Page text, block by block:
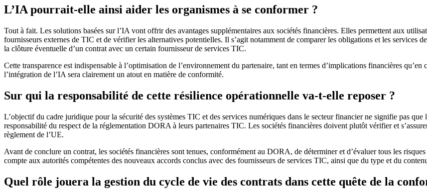
L’IA pourrait-elle ainsi aider les organismes à se conformer ?
Tout à fait. Les solutions basées sur l’IA vont offrir des avantages supplémentaires aux sociétés financières. Elles permettent aux
fournisseurs externes de TIC et de vérifier les alternatives potentielles. Il s’agit notamment de comparer les obligations et les services
la clôture éventuelle d’un contrat avec un certain fournisseur de services TIC.
Cette transparence est indispensable à l’optimisation de l’environnement du partenaire, tant en termes d’implications financières
l’intégration de l’IA sera clairement un atout en matière de conformité.
Sur qui la responsabilité de cette résilience opérationnelle va-t-elle reposer ?
L’objectif du cadre juridique pour la sécurité des systèmes TIC et des services numériques dans le secteur financier ne signifie pas
responsabilité du respect de la réglementation DORA à leurs partenaires TIC. Les sociétés financières doivent plutôt vérifier et
règlement de l’UE.
Avant de conclure un contrat, les sociétés financières sont tenues, conformément au DORA, de déterminer et d’évaluer tous les
compte aux autorités compétentes des nouveaux accords conclus avec des fournisseurs de services TIC, ainsi que du type et du
Quel rôle jouera la gestion du cycle de vie des contrats dans cette quête de la